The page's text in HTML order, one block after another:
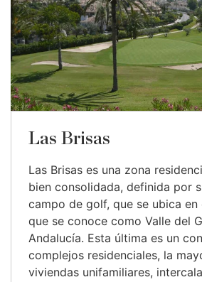
Las Brisas
Las Brisas es una zona
bien consolidada, definida por
campo de golf, que se ubica
que se conoce como Valle del
Andalucía. Esta última es un
complejos residenciales, la
viviendas unifamiliares,